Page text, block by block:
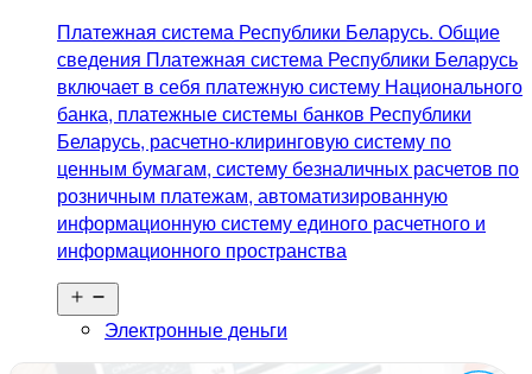
Платежная система Республики Беларусь. Общие
сведения Платежная система Республики Беларусь
включает в себя платежную систему Национального
банка, платежные системы банков Республики
Беларусь, расчетно-клиринговую систему по
ценным бумагам, систему безналичных расчетов по
розничным платежам, автоматизированную
информационную систему единого расчетного и
информационного пространства
меню
Электронные деньги